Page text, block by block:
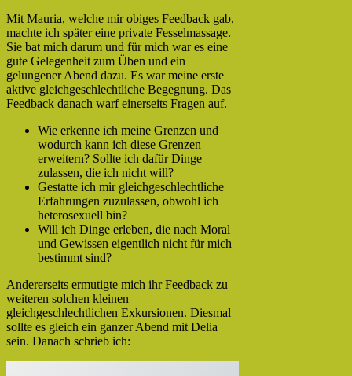
Mit Mauria, welche mir obiges Feedback gab,
machte ich später eine private Fesselmassage.
Sie bat mich darum und für mich war es eine
gute Gelegenheit zum Üben und ein
gelungener Abend dazu. Es war meine erste
aktive gleichgeschlechtliche Begegnung. Das
Feedback danach warf einerseits Fragen auf.
Wie erkenne ich meine Grenzen und
wodurch kann ich diese Grenzen
erweitern? Sollte ich dafür Dinge
zulassen, die ich nicht will?
Gestatte ich mir gleichgeschlechtliche
Erfahrungen zuzulassen, obwohl ich
heterosexuell bin?
Will ich Dinge erleben, die nach Moral
und Gewissen eigentlich nicht für mich
bestimmt sind?
Andererseits ermutigte mich ihr Feedback zu
weiteren solchen kleinen
gleichgeschlechtlichen Exkursionen. Diesmal
sollte es gleich ein ganzer Abend mit Delia
sein. Danach schrieb ich: